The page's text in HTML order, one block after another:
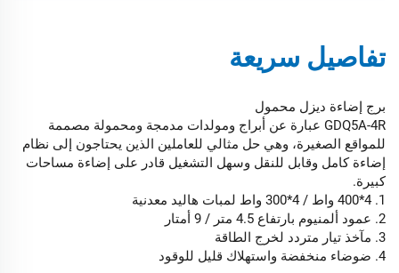
تفاصيل سريعة
برج إضاءة ديزل محمول
GDQ5A-4R عبارة عن أبراج ومولدات مدمجة ومحمولة مصممة
للمواقع الصغيرة، وهي حل مثالي للعاملين الذين يحتاجون إلى نظام
إضاءة كامل وقابل للنقل وسهل التشغيل قادر على إضاءة مساحات
كبيرة.
1. 4*400 واط / 4*300 واط لمبات هاليد معدنية
2. عمود ألمنيوم بارتفاع 4.5 متر / 9 أمتار
3. مآخذ تيار متردد لخرج الطاقة
4. ضوضاء منخفضة واستهلاك قليل للوقود